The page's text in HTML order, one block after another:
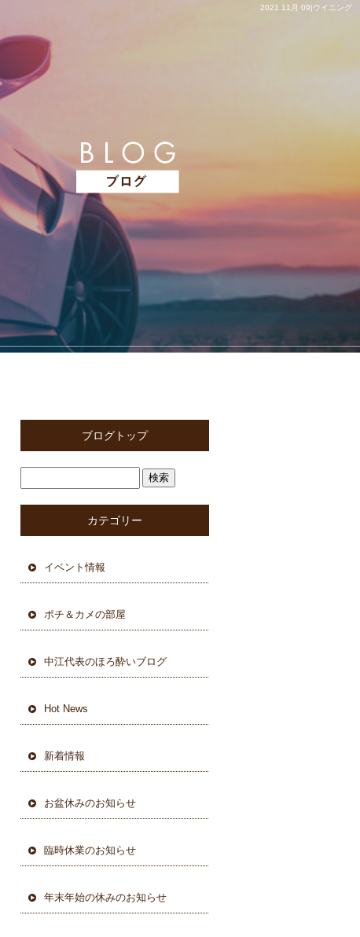
2021 11月 09|ウイニング
ブログトップ
カテゴリー
イベント情報
ポチ＆カメの部屋
中江代表のほろ酔いブログ
Hot News
新着情報
お盆休みのお知らせ
臨時休業のお知らせ
年末年始の休みのお知らせ